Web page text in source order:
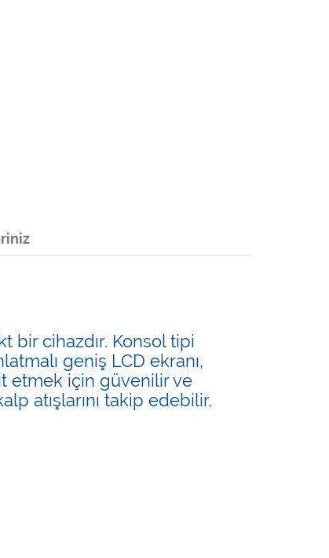
bir cihazdır. Konsol tipi
geniş LCD ekranı,
etmek için güvenilir ve
atışlarını takip edebilir.